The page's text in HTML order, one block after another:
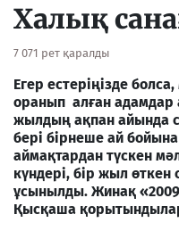
Халық
7 071 рет қаралды
Егер естеріңізде
оранып алған адамдар
жылдың ақпан айында
бері бірнеше ай бойына
аймақтардан түскен
күндері, бір жыл
ұсынылды. Жинақ
Қысқаша